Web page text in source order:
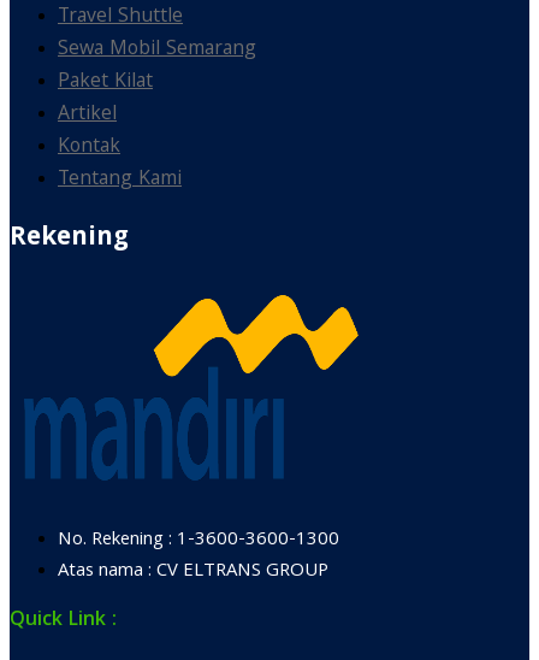
Travel Shuttle
Sewa Mobil Semarang
Paket Kilat
Artikel
Kontak
Tentang Kami
Rekening
No. Rekening : 1-3600-3600-1300
Atas nama : CV ELTRANS GROUP
Quick Link :